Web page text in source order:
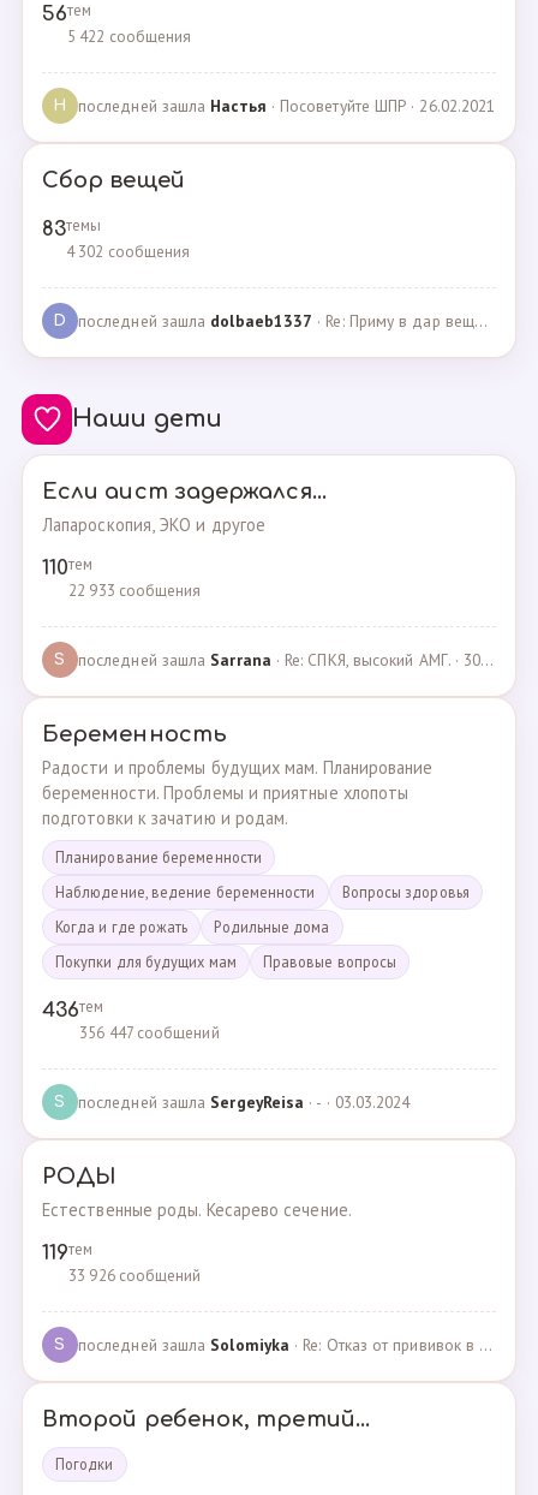
56тем
5 422 сообщения
Н последней зашла Настья · Посоветуйте ШПР · 26.02.2021
Сбор вещей
83темы
4 302 сообщения
D последней зашла dolbaeb1337 · Re: Приму в дар вещи на новорождённую девочку · 13.12.2024
Наши дети
Если аист задержался...
Лапароскопия, ЭКО и другое
110тем
22 933 сообщения
S последней зашла Sarrana · Re: СПКЯ, высокий АМГ. · 30.04.2025
Беременность
Радости и проблемы будущих мам. Планирование
беременности. Проблемы и приятные хлопоты
подготовки к зачатию и родам.
Планирование беременности
Наблюдение, ведение беременности
Вопросы здоровья
Когда и где рожать
Родильные дома
Покупки для будущих мам
Правовые вопросы
436тем
356 447 сообщений
S последней зашла SergeyReisa · - · 03.03.2024
РОДЫ
Естественные роды. Кесарево сечение.
119тем
33 926 сообщений
S последней зашла Solomiyka · Re: Отказ от прививок в роддоме · 07.05.2022
Второй ребенок, третий...
Погодки